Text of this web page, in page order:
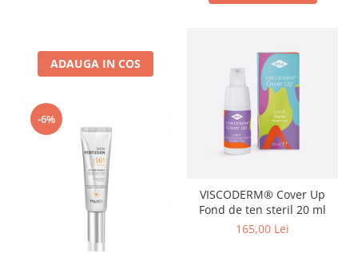
ADAUGA IN COS
VISCODERM® Cover Up
Fond de ten steril 20 ml
165,00 Lei
-6%